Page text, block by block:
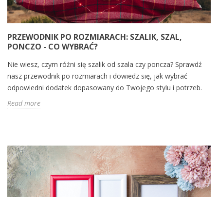
PRZEWODNIK PO ROZMIARACH: SZALIK, SZAL,
PONCZO - CO WYBRAĆ?
Nie wiesz, czym różni się szalik od szala czy poncza? Sprawdź
nasz przewodnik po rozmiarach i dowiedz się, jak wybrać
odpowiedni dodatek dopasowany do Twojego stylu i potrzeb.
Read more